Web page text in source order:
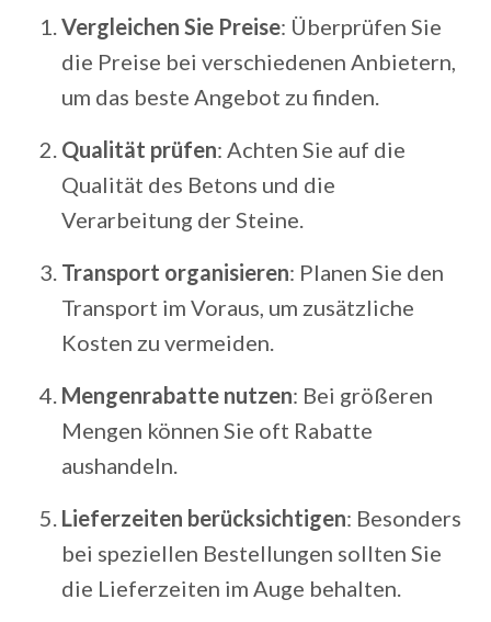
Vergleichen Sie Preise: Überprüfen Sie
die Preise bei verschiedenen Anbietern,
um das beste Angebot zu finden.
Qualität prüfen: Achten Sie auf die
Qualität des Betons und die
Verarbeitung der Steine.
Transport organisieren: Planen Sie den
Transport im Voraus, um zusätzliche
Kosten zu vermeiden.
Mengenrabatte nutzen: Bei größeren
Mengen können Sie oft Rabatte
aushandeln.
Lieferzeiten berücksichtigen: Besonders
bei speziellen Bestellungen sollten Sie
die Lieferzeiten im Auge behalten.